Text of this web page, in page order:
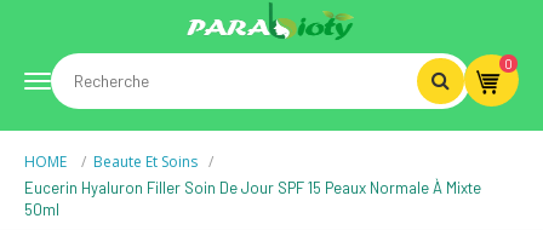
Toggle
navigation
0
HOME Beaute Et Soins
Eucerin Hyaluron Filler Soin De Jour SPF 15 Peaux Normale À Mixte
50ml